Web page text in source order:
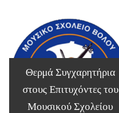
Θερμά Συγχαρητήρια
στους Επιτυχόντες του
Μουσικού Σχολείου